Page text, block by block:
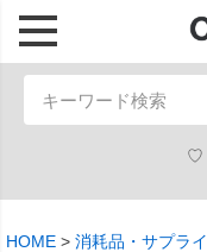
HOME 消耗品・サプライ